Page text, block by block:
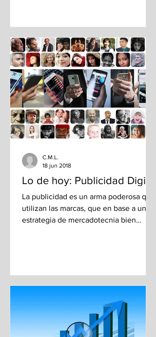
Lo de hoy: Publicidad Digital
La publicidad es un arma poderosa que
utilizan las marcas, que en base a una
estrategia de mercadotecnia bien
C.M.L.
18 jun 2018